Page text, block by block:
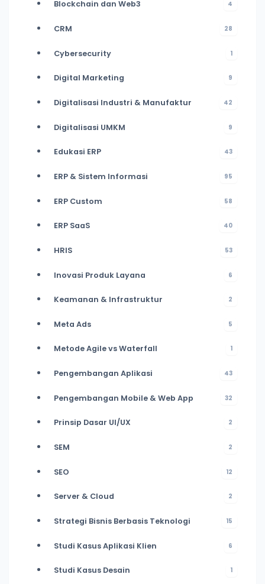
Blockchain dan Web3 4
CRM 28
Cybersecurity 1
Digital Marketing 9
Digitalisasi Industri & Manufaktur 42
Digitalisasi UMKM 9
Edukasi ERP 43
ERP & Sistem Informasi 95
ERP Custom 58
ERP SaaS 40
HRIS 53
Inovasi Produk Layana 6
Keamanan & Infrastruktur 2
Meta Ads 5
Metode Agile vs Waterfall 1
Pengembangan Aplikasi 43
Pengembangan Mobile & Web App 32
Prinsip Dasar UI/UX 2
SEM 2
SEO 12
Server & Cloud 2
Strategi Bisnis Berbasis Teknologi 15
Studi Kasus Aplikasi Klien 6
Studi Kasus Desain 1